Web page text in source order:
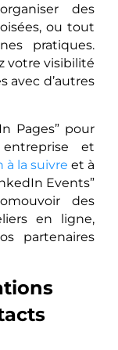
des
ou tout
pratiques.
votre visibilité
avec d’autres
Pages” pour
et
à la suivre et à
Events”
des
en ligne,
partenaires